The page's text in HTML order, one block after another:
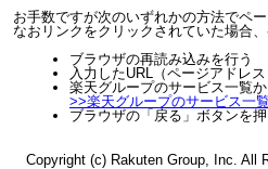
お手数ですが次のいずれかの方法でペー
なおリンクをクリックされていた場合
ブラウザの再読み込みを行う
入力したURL（ページアドレ
楽天グループのサービス一覧
>>楽天グループのサービス一
ブラウザの「戻る」ボタンを
Copyright (c) Rakuten Group, Inc. All